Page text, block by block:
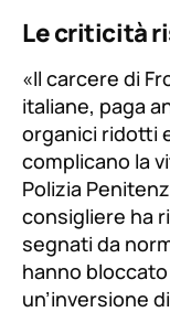
Le criticità
«Il carcere di
italiane, paga
organici ridotti
complicano la
Polizia
consigliere ha
segnati da
hanno
un’inversione